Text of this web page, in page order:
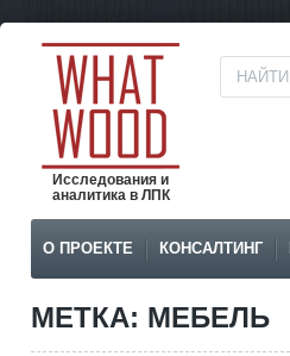
Исследования и
аналитика в ЛПК
О ПРОЕКТЕ КОНСАЛТИНГ
МЕТКА: МЕБЕЛЬ